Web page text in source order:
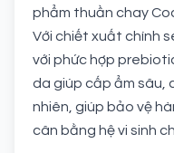
phẩm thuần chay
Với chiết xuất chính
với phức hợp
da giúp cấp ẩm sâu,
nhiên, giúp bảo vệ
cân bằng hệ vi sinh